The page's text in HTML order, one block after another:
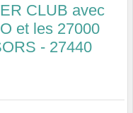
CLUB avec
et les 27000
- 27440